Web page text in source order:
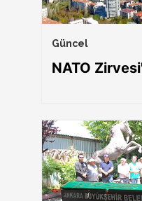
Güncel
NATO